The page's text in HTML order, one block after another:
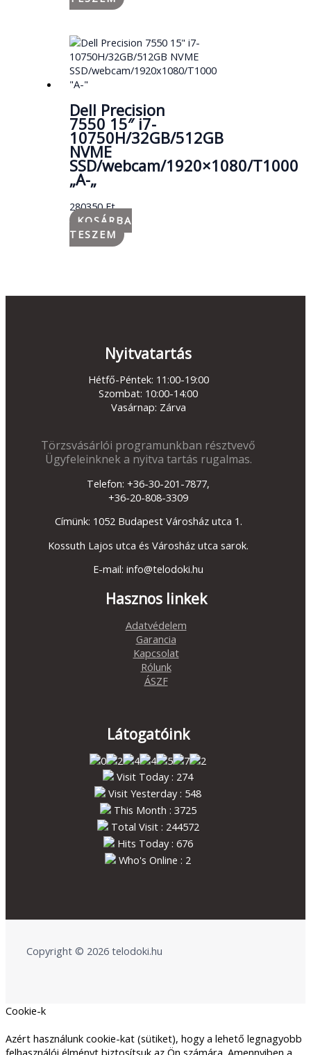
Dell Precision
7550 15″ i7-
10750H/32GB/512GB
NVME
SSD/webcam/1920×1080/T1000
„A-„
280350Ft
KOSÁRBA
TESZEM
Nyitvatartás
Hétfő-Péntek: 11:00-19:00
Szombat: 10:00-14:00
Vasárnap: Zárva
Törzsvásárlói programunkban résztvevő
Ügyfeleinknek a nyitva tartás rugalmas.
Telefon: +36-30-201-7877,
+36-20-808-3309
Címünk: 1052 Budapest Városház utca 1.
Kossuth Lajos utca és Városház utca sarok.
E-mail: info@telodoki.hu
Hasznos linkek
Adatvédelem
Garancia
Kapcsolat
Rólunk
ÁSZF
Látogatóink
Visit Today : 274
Visit Yesterday : 548
This Month : 3725
Total Visit : 244572
Hits Today : 676
Who's Online : 2
Copyright © 2026 telodoki.hu
Cookie-k
Azért használunk cookie-kat (sütiket), hogy a lehető legnagyobb
felhasználói élményt biztosítsuk az Ön számára. Amennyiben a